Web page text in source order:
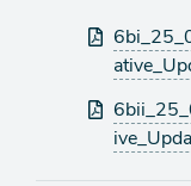
Archivos
adjuntos